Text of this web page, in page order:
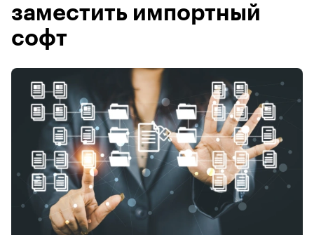
заместить импортный
софт